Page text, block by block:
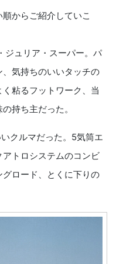
からご紹介していこ
ュリア・スーパー。パ
気持ちのいいタッチの
粘るフットワーク、当
持ち主だった。
クルマだった。5気筒エ
トロシステムのコンビ
ロード、とくに下りの